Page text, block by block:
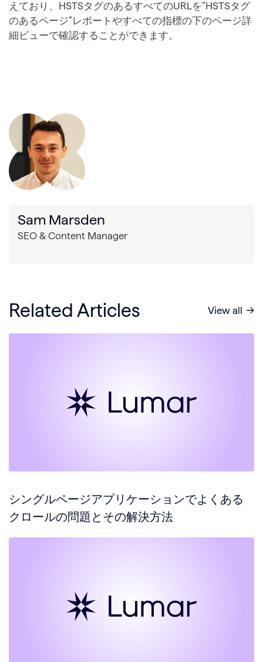
えており、HSTSタグのあるすべてのURLを”HSTSタグ
のあるページ”レポートやすべての指標の下のページ詳
細ビューで確認することができます。
Sam Marsden
SEO & Content Manager
Related Articles View all
シングルページアプリケーションでよくある
クロールの問題とその解決方法